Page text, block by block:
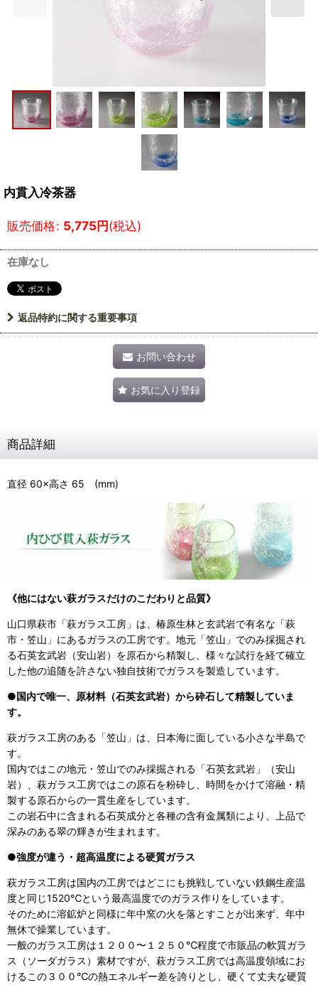
内貫入冷茶器
販売価格: 5,775円(税込)
在庫なし
返品特約に関する重要事項
お問い合わせ
お気に入り登録
商品詳細
直径 60×高さ 65 (mm)
《他にはない萩ガラスだけのこだわりと品質》
山口県萩市「萩ガラス工房」は、椿原生林と玄武岩で有名な「萩
市・笠山」にあるガラスの工房です。地元「笠山」でのみ採掘され
る石英玄武岩（安山岩）を原石から精製し、様々な試行を経て確立
した他の追随を許さない独自技術でガラスを製造しています。
●国内で唯一、原材料（石英玄武岩）から砕石して精製していま
す。
萩ガラス工房のある「笠山」は、日本海に面している小さな半島で
す。
国内ではこの地元・笠山でのみ採掘される「石英玄武岩」（安山
岩）、萩ガラス工房ではこの原石を粉砕し、時間をかけて溶融・精
製する原石からの一貫生産をしています。
この岩石中に含まれる石英成分と各種の含有金属類により、上品で
深みのある翠の輝きが生まれます。
●強度が違う・超高温度による硬質ガラス
萩ガラス工房は国内の工房ではどこにも挑戦していない鉄鋼生産温
度と同じ1520℃という最高温度でのガラス作りをしています。
そのために溶鉱炉と同様に年中窯の火を落とすことが出来ず、年中
無休で操業しています。
一般のガラス工房は１２００〜１２５０℃程度で市販品の軟質ガラ
ス（ソーダガラス）素材ですが、萩ガラス工房では高温度領域にお
けるこの３００℃の熱エネルギー差を誇りとし、硬くて丈夫な硬質